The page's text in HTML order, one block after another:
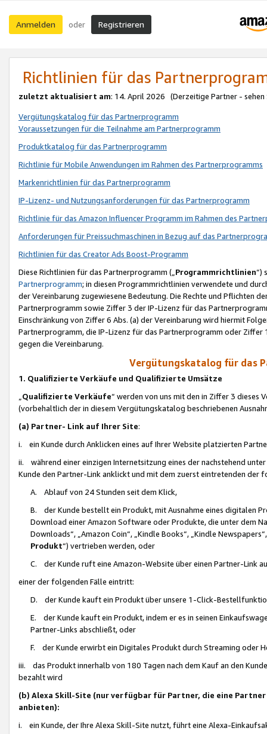
Anmelden oder Registrieren
Richtlinien für das
zuletzt aktualisiert am: 14. April 2026 (Derzeitige Partner - sehen
Vergütungskatalog für das Partnerprogramm
Voraussetzungen für die Teilnahme am Partnerprogramm
Produktkatalog für das Partnerprogramm
Richtlinie für Mobile Anwendungen im Rahmen des Partnerprogramms
Markenrichtlinien für das Partnerprogramm
IP-Lizenz- und Nutzungsanforderungen für das Partnerprogramm
Richtlinie für das Amazon Influencer Programm im Rahmen des
Anforderungen für Preissuchmaschinen in Bezug auf das
Richtlinien für das Creator Ads Boost-Programm
Diese Richtlinien für das Partnerprogramm („Programmrichtlinien“)
Partnerprogramm; in diesen Programmrichtlinien verwendete und
der Vereinbarung zugewiesene Bedeutung. Die Rechte und Pflichten
Partnerprogramm sowie Ziffer 3 der IP-Lizenz für das
Einschränkung von Ziffer 6 Abs. (a) der Vereinbarung wird hiermit
Partnerprogramm, die IP-Lizenz für das Partnerprogramm oder
gegen die Vereinbarung.
Vergütungskatalog für das
1. Qualifizierte Verkäufe und Qualifizierte Umsätze
Qualifizierte Verkäufe“ werden von uns mit den in Ziffer 3
(vorbehaltlich der in diesem Vergütungskatalog beschriebenen
(a) Partner- Link auf Ihrer Site:
i. ein Kunde durch Anklicken eines auf Ihrer Website platzierten
ii. während einer einzigen Internetsitzung eines der nachstehend
Kunde den Partner-Link anklickt und mit dem zuerst eintretenden der
A. Ablauf von 24 Stunden seit dem Klick,
B. der Kunde bestellt ein Produkt, mit Ausnahme eines digitalen
Download einer Amazon Software oder Produkte, die unter dem
Downloads“, „Amazon Coin“, „Kindle Books“, „Kindle
Produkt“) vertrieben werden, oder
C. der Kunde ruft eine Amazon-Website über einen Partner-Link
einer der folgenden Fälle eintritt:
D. der Kunde kauft ein Produkt über unsere 1-Click-
E. der Kunde kauft ein Produkt, indem er es in seinen
Partner-Links abschließt, oder
F. der Kunde erwirbt ein Digitales Produkt durch Streaming oder
iii. das Produkt innerhalb von 180 Tagen nach dem Kauf an den
bezahlt wird
(b) Alexa Skill-Site (nur verfügbar für Partner, die eine
anbieten):
i. ein Kunde, der Ihre Alexa Skill-Site nutzt, führt eine Alexa-